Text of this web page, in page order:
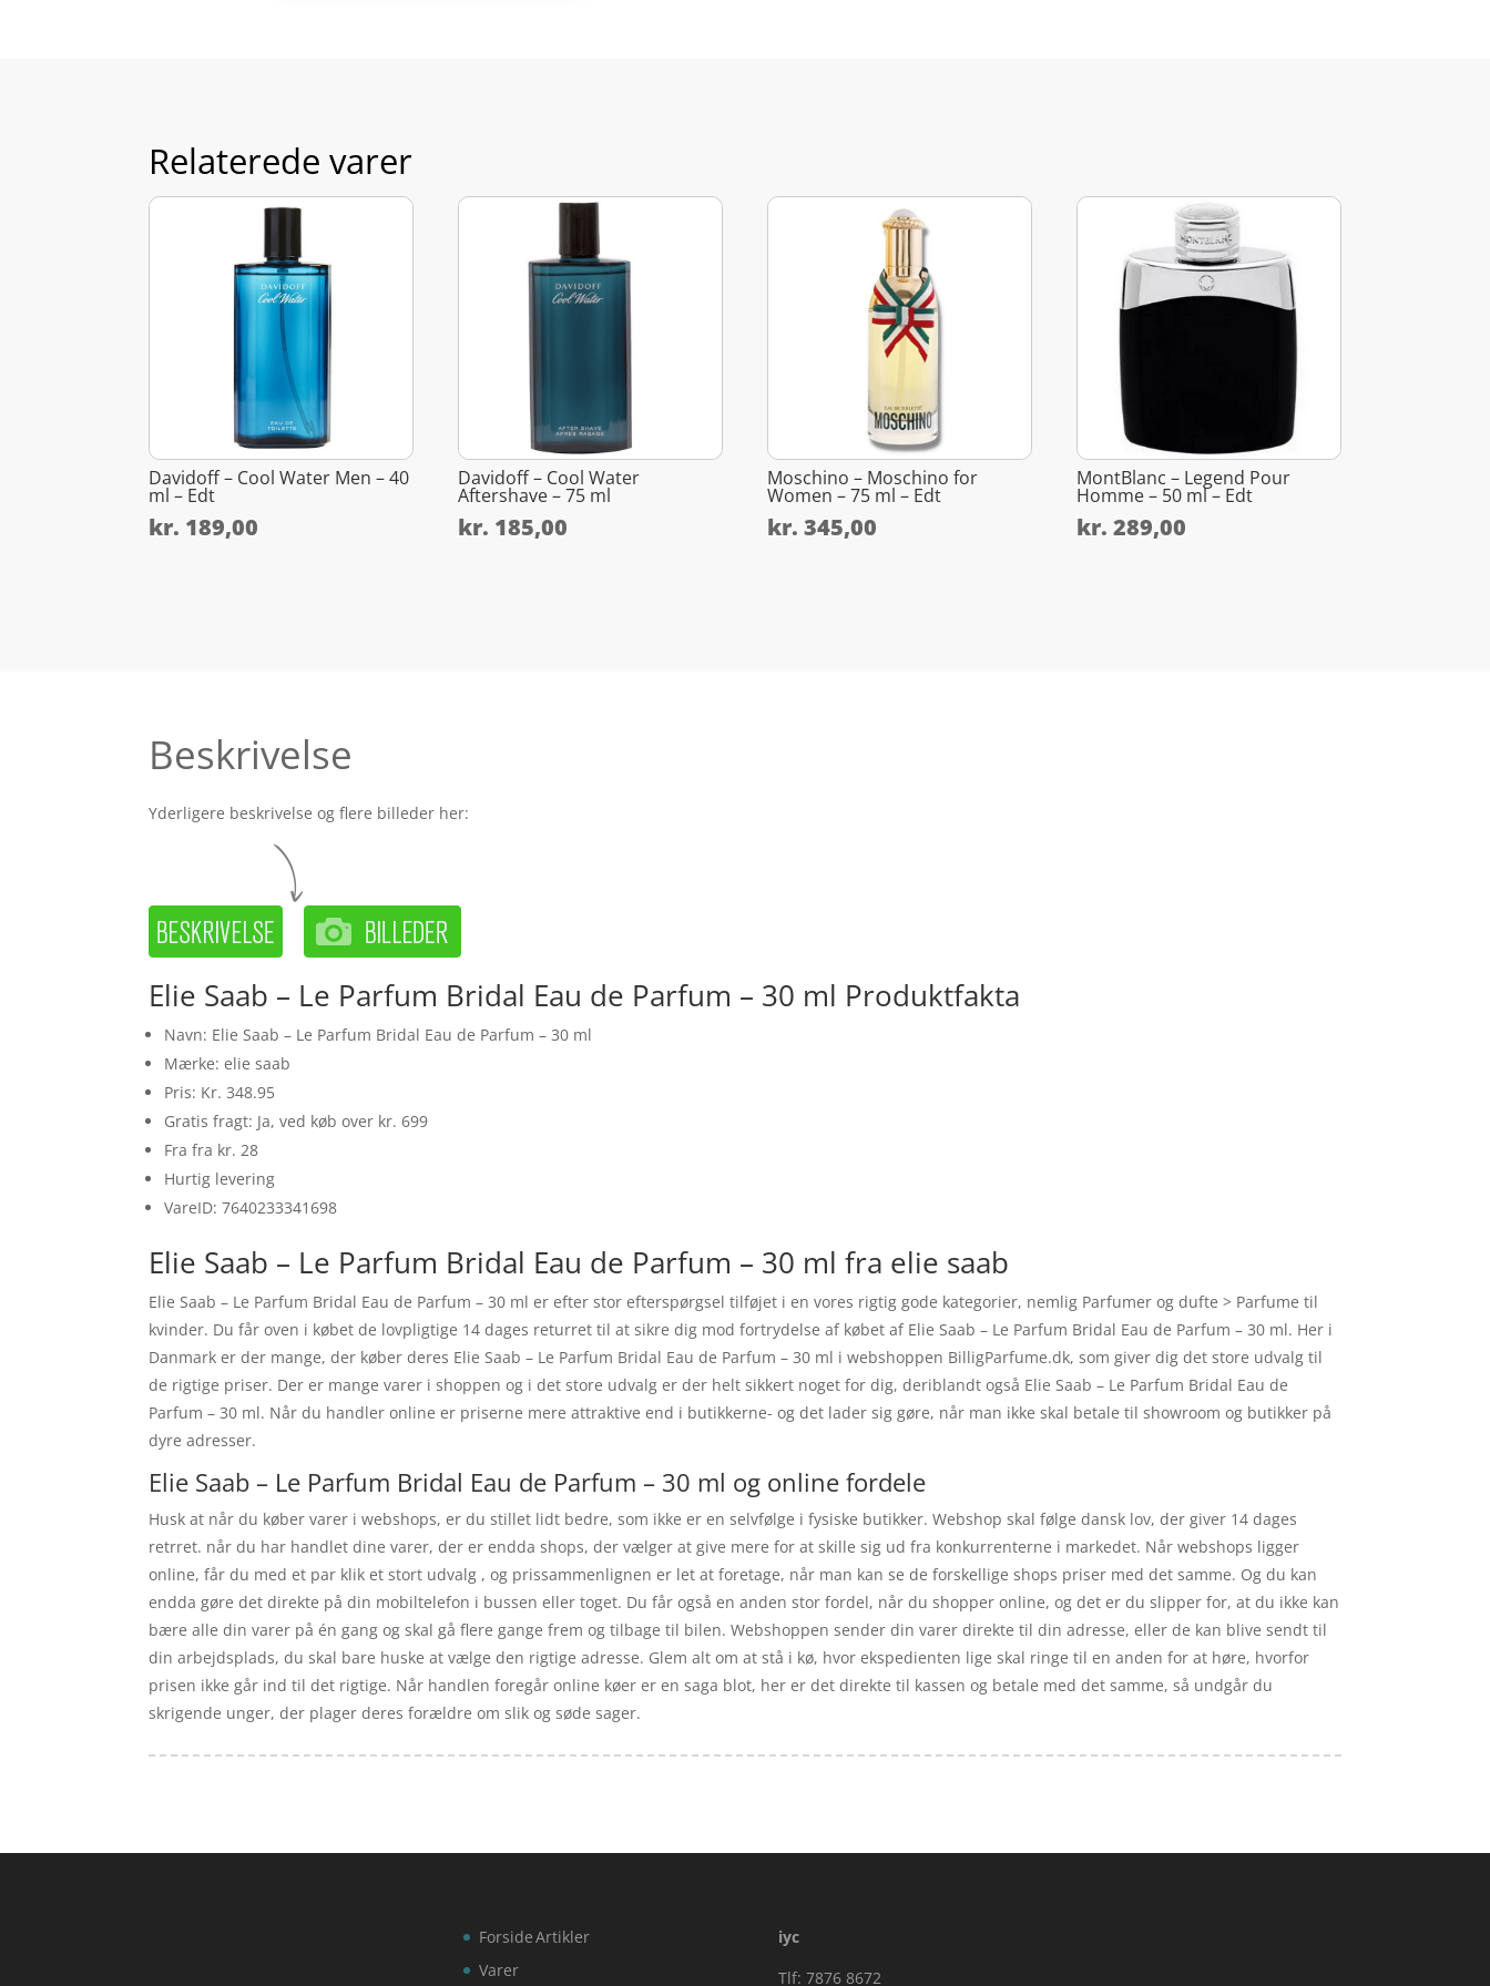
Relaterede varer
Davidoff – Cool Water Men – 40
ml – Edt
kr. 189,00
Davidoff – Cool Water
Aftershave – 75 ml
kr. 185,00
Moschino – Moschino for
Women – 75 ml – Edt
kr. 345,00
MontBlanc – Legend Pour
Homme – 50 ml – Edt
kr. 289,00
Beskrivelse
Yderligere beskrivelse og flere billeder her:
Elie Saab – Le Parfum Bridal Eau de Parfum – 30 ml Produktfakta
Navn: Elie Saab – Le Parfum Bridal Eau de Parfum – 30 ml
Mærke: elie saab
Pris: Kr. 348.95
Gratis fragt: Ja, ved køb over kr. 699
Fra fra kr. 28
Hurtig levering
VareID: 7640233341698
Elie Saab – Le Parfum Bridal Eau de Parfum – 30 ml fra elie saab
Elie Saab – Le Parfum Bridal Eau de Parfum – 30 ml er efter stor efterspørgsel tilføjet i en vores rigtig gode kategorier, nemlig Parfumer og dufte > Parfume til
kvinder. Du får oven i købet de lovpligtige 14 dages returret til at sikre dig mod fortrydelse af købet af Elie Saab – Le Parfum Bridal Eau de Parfum – 30 ml. Her i
Danmark er der mange, der køber deres Elie Saab – Le Parfum Bridal Eau de Parfum – 30 ml i webshoppen BilligParfume.dk, som giver dig det store udvalg til
de rigtige priser. Der er mange varer i shoppen og i det store udvalg er der helt sikkert noget for dig, deriblandt også Elie Saab – Le Parfum Bridal Eau de
Parfum – 30 ml. Når du handler online er priserne mere attraktive end i butikkerne- og det lader sig gøre, når man ikke skal betale til showroom og butikker på
dyre adresser.
Elie Saab – Le Parfum Bridal Eau de Parfum – 30 ml og online fordele
Husk at når du køber varer i webshops, er du stillet lidt bedre, som ikke er en selvfølge i fysiske butikker. Webshop skal følge dansk lov, der giver 14 dages
retrret. når du har handlet dine varer, der er endda shops, der vælger at give mere for at skille sig ud fra konkurrenterne i markedet. Når webshops ligger
online, får du med et par klik et stort udvalg , og prissammenlignen er let at foretage, når man kan se de forskellige shops priser med det samme. Og du kan
endda gøre det direkte på din mobiltelefon i bussen eller toget. Du får også en anden stor fordel, når du shopper online, og det er du slipper for, at du ikke kan
bære alle din varer på én gang og skal gå flere gange frem og tilbage til bilen. Webshoppen sender din varer direkte til din adresse, eller de kan blive sendt til
din arbejdsplads, du skal bare huske at vælge den rigtige adresse. Glem alt om at stå i kø, hvor ekspedienten lige skal ringe til en anden for at høre, hvorfor
prisen ikke går ind til det rigtige. Når handlen foregår online køer er en saga blot, her er det direkte til kassen og betale med det samme, så undgår du
skrigende unger, der plager deres forældre om slik og søde sager.
Forside
Varer
Artikler
iyc
Tlf: 7876 8672